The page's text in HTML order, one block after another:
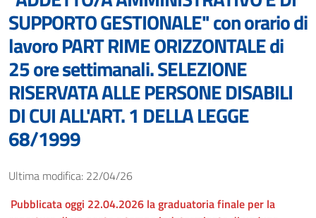
SUPPORTO GESTIONALE" con orario di
lavoro PART RIME ORIZZONTALE di
25 ore settimanali. SELEZIONE
RISERVATA ALLE PERSONE DISABILI
DI CUI ALL'ART. 1 DELLA LEGGE
68/1999
Ultima modifica: 22/04/26
Pubblicata oggi 22.04.2026 la graduatoria finale per la